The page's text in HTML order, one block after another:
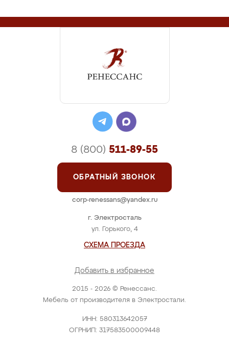
2015 - 2026 © Ренессанс.
Мебель от производителя в Электростали.
ИНН: 580313642057
ОГРНИП: 317583500009448
г. Электросталь
ул. Горького, 4
СХЕМА ПРОЕЗДА
Добавить в избранное
8 (800) 511-89-55
ОБРАТНЫЙ ЗВОНОК
corp-renessans@yandex.ru